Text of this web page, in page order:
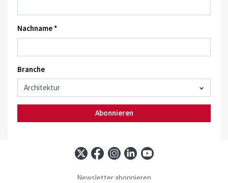
Nachname *
Branche
Abonnieren
Newsletter abonnieren